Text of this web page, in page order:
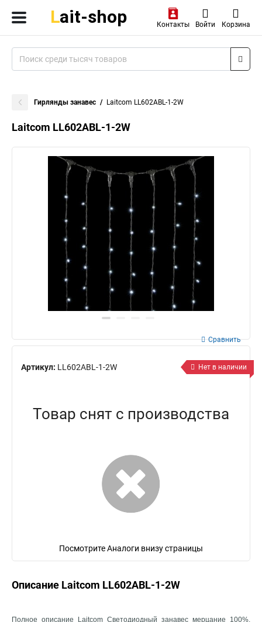
Контакты Войти Корзина
Гирлянды занавес Laitcom LL602ABL-1-2W
Laitcom LL602ABL-1-2W
Артикул: LL602ABL-1-2W
Сравнить
Нет в наличии
Товар снят с производства
Посмотрите Аналоги внизу страницы
Описание Laitcom LL602ABL-1-2W
Полное описание Laitcom Светодиодный занавес мерцание 100%,